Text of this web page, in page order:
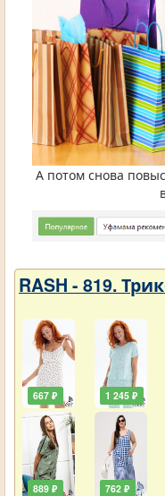
А потом снова
RASH - 819.
667 ₽
889 ₽
1 245 ₽
762 ₽